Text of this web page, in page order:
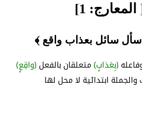
المعارج: 1]
سائل بعذاب واقع ﴾
(بِعَذابٍ)متعلقان بالفعل(واقِعٍ)
ابتدائية لا محل لها